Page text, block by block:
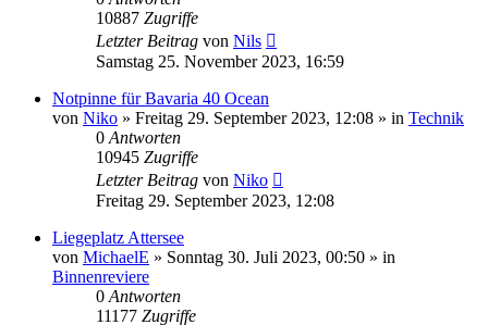
10887 Zugriffe
Letzter Beitrag von Nils
Samstag 25. November 2023, 16:59
Notpinne für Bavaria 40 Ocean
von Niko » Freitag 29. September 2023, 12:08 » in Technik
0 Antworten
10945 Zugriffe
Letzter Beitrag von Niko
Freitag 29. September 2023, 12:08
Liegeplatz Attersee
von MichaelE » Sonntag 30. Juli 2023, 00:50 » in
Binnenreviere
0 Antworten
11177 Zugriffe